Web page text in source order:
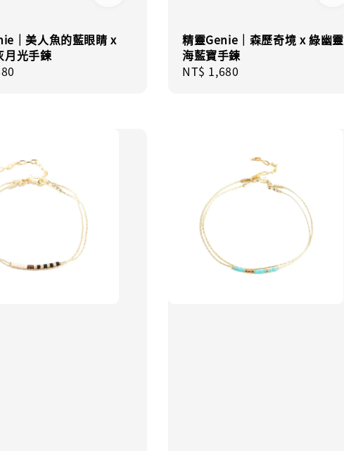
｜美人魚的藍眼睛 x
月光手鍊
精靈Genie｜森歷奇境 x 綠幽靈
海藍寶手鍊
Regular
NT$ 1,680